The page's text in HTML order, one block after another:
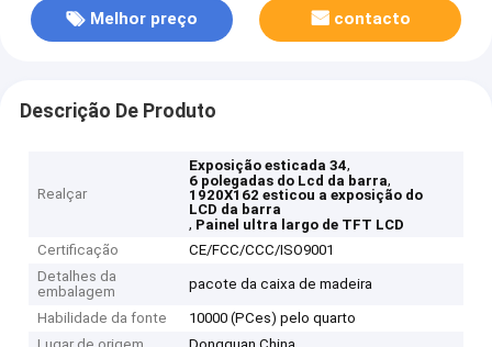
Melhor preço contacto
Descrição De Produto
Realçar
Exposição esticada 34,
6 polegadas do Lcd da barra,
1920X162 esticou a exposição do
LCD da barra
, Painel ultra largo de TFT LCD
Certificação
CE/FCC/CCC/ISO9001
Detalhes da
embalagem
pacote da caixa de madeira
Habilidade da fonte
10000 (PCes) pelo quarto